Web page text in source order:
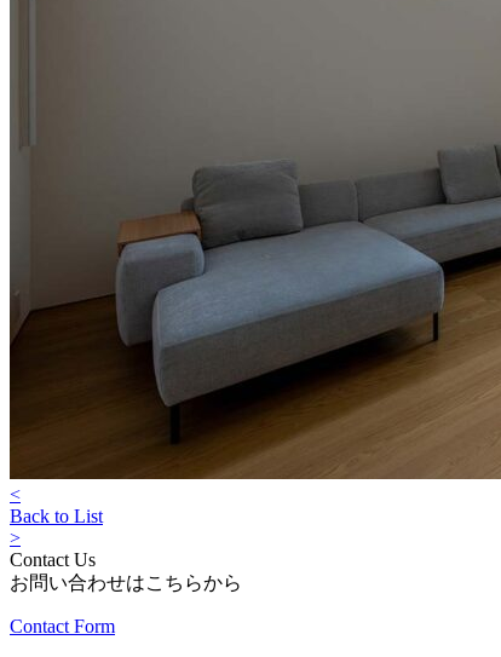
<
Back to List
>
Contact Us
お問い合わせはこちらから
Contact Form